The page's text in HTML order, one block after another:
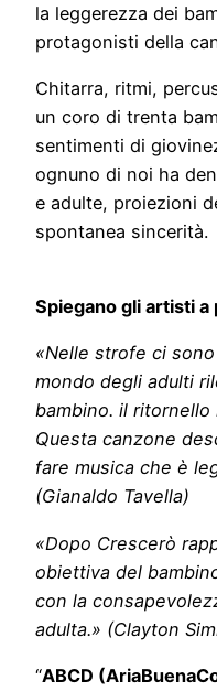
la leggerezza dei
protagonisti della
Chitarra, ritmi,
un coro di trenta
sentimenti di
ognuno di noi ha
e adulte, proiezioni
spontanea sincerità.
Spiegano gli artisti
«Nelle strofe ci
mondo degli adulti
bambino. il
Questa canzone
fare musica che è
(Gianaldo Tavella)
«Dopo Crescerò
obiettiva del
con la
adulta.» (Clayton
“ABCD